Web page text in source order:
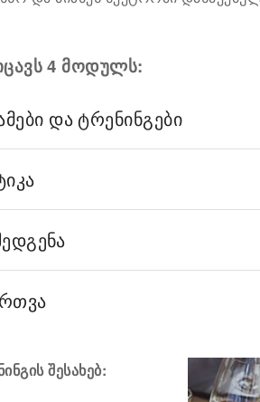
4 მოდულს:
და ტრენინგები
შესახებ: